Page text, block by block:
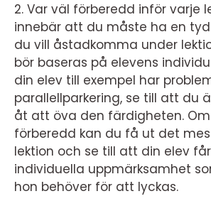
2. Var väl förberedd inför varje
innebär att du måste ha en
du vill åstadkomma under
bör baseras på elevens
din elev till exempel har
parallellparkering, se till att du
åt att öva den färdigheten.
förberedd kan du få ut det
lektion och se till att din elev
individuella uppmärksamhet
hon behöver för att lyckas.